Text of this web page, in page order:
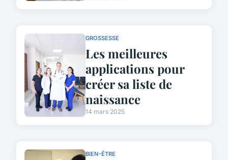
GROSSESSE
Les meilleures
applications pour
créer sa liste de
naissance
14 mars 2025
BIEN-ÊTRE